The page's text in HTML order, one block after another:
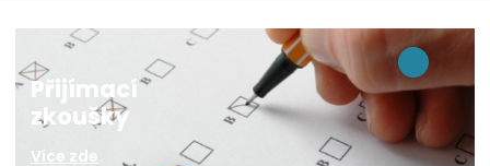
Přijímací
zkoušky
Více zde